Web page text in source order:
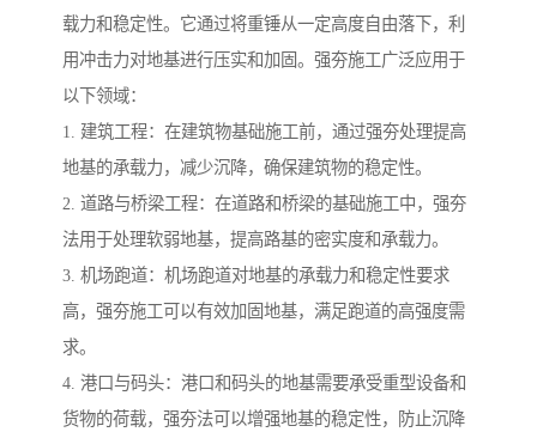
载力和稳定性。它通过将重锤从一定高度自由落下，利
用冲击力对地基进行压实和加固。强夯施工广泛应用于
以下领域：
1. 建筑工程：在建筑物基础施工前，通过强夯处理提高
地基的承载力，减少沉降，确保建筑物的稳定性。
2. 道路与桥梁工程：在道路和桥梁的基础施工中，强夯
法用于处理软弱地基，提高路基的密实度和承载力。
3. 机场跑道：机场跑道对地基的承载力和稳定性要求
高，强夯施工可以有效加固地基，满足跑道的高强度需
求。
4. 港口与码头：港口和码头的地基需要承受重型设备和
货物的荷载，强夯法可以增强地基的稳定性，防止沉降